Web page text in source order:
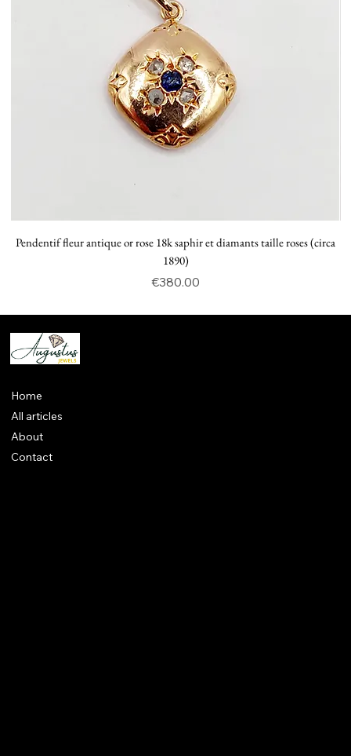
Pendentif fleur antique or rose 18k saphir et diamants taille roses (circa
1890)
Price
€380.00
Home
All articles
About
Contact